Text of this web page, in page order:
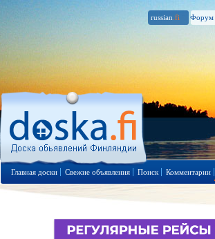
russian .fi Форум
Главная доски Свежие объявления Поиск Комментарии